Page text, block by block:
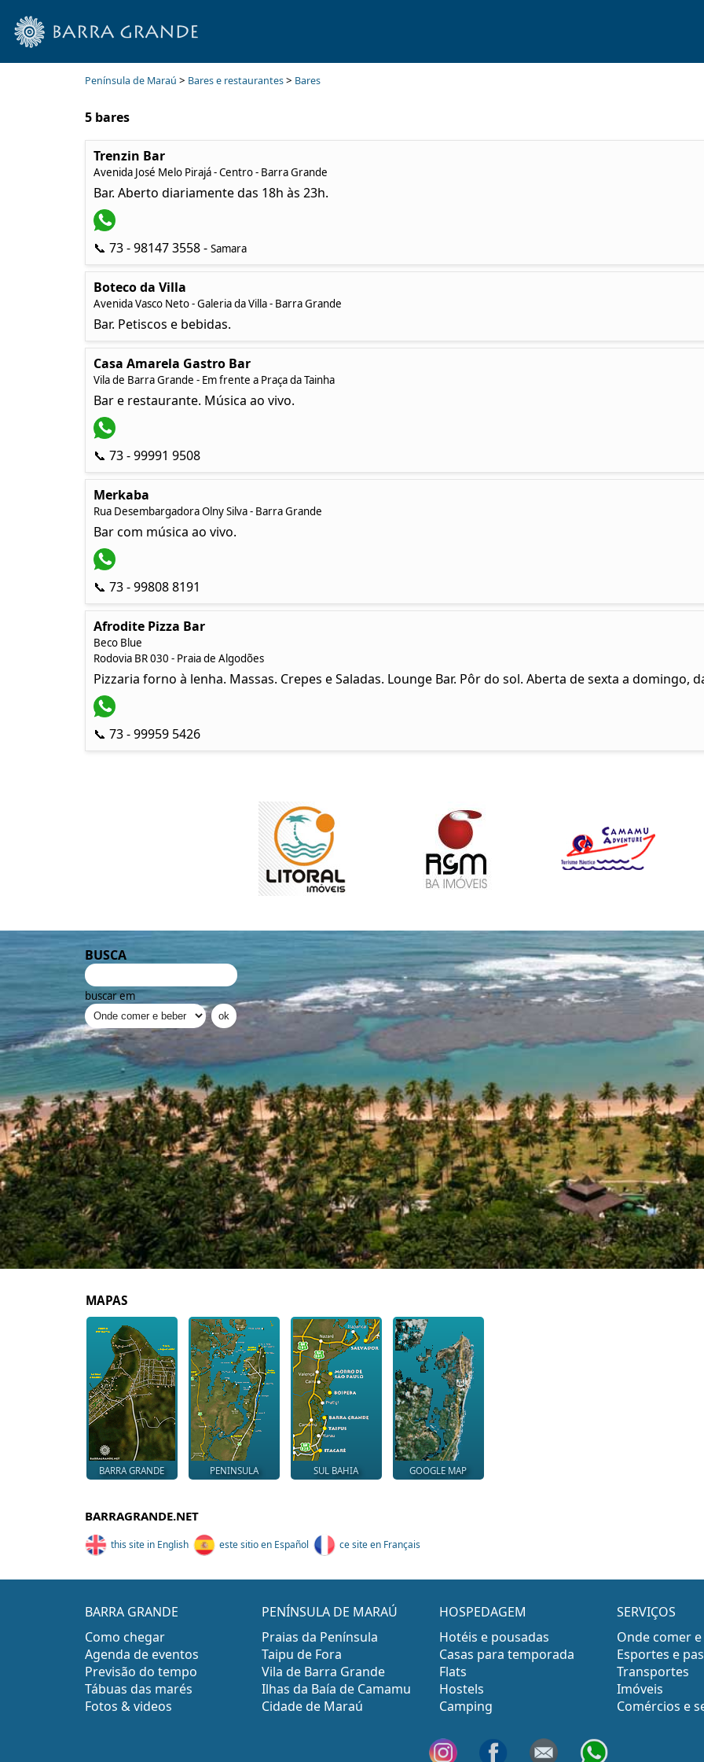
Península de Maraú > Bares e restaurantes> Bares
5 bares
Trenzin Bar
Avenida José Melo Pirajá - Centro - Barra Grande
Bar. Aberto diariamente das 18h às 23h.
📞 73 - 98147 3558 - Samara
Boteco da Villa
Avenida Vasco Neto - Galeria da Villa - Barra Grande
Bar. Petiscos e bebidas.
Casa Amarela Gastro Bar
Vila de Barra Grande - Em frente a Praça da Tainha
Bar e restaurante. Música ao vivo.
📞 73 - 99991 9508
Merkaba
Rua Desembargadora Olny Silva - Barra Grande
Bar com música ao vivo.
📞 73 - 99808 8191
Afrodite Pizza Bar
Beco Blue
Rodovia BR 030 - Praia de Algodões
Pizzaria forno à lenha. Massas. Crepes e Saladas. Lounge Bar. Pôr do sol. Aberta de sexta a domingo,
📞 73 - 99959 5426
BUSCA
buscar em
MAPAS
BARRA GRANDE PENINSULA SUL BAHIA GOOGLE MAP
BARRAGRANDE.NET
this site in English este sitio en Español ce site en Français
BARRA GRANDE
Como chegar
Agenda de eventos
Previsão do tempo
Tábuas das marés
Fotos & videos
PENÍNSULA DE MARAÚ
Praias da Península
Taipu de Fora
Vila de Barra Grande
Ilhas da Baía de Camamu
Cidade de Maraú
HOSPEDAGEM
Hotéis e pousadas
Casas para temporada
Flats
Hostels
Camping
SERVIÇOS
Onde comer
Esportes e
Transportes
Imóveis
Comércios e